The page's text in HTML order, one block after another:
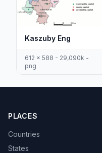
Kaszuby Eng
612 x 588 - 29,090k -
png
PLACES
Countries
States